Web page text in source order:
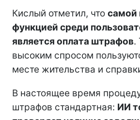
Кислый отметил, что самой
функцией среди
является оплата штрафов.
высоким спросом
месте жительства и
В настоящее время
штрафов стандартная: ИИ